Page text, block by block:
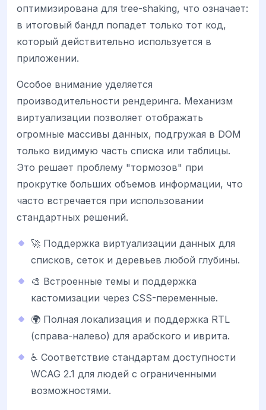
оптимизирована для tree-shaking, что означает:
в итоговый бандл попадет только тот код,
который действительно используется в
приложении.
Особое внимание уделяется
производительности рендеринга. Механизм
виртуализации позволяет отображать
огромные массивы данных, подгружая в DOM
только видимую часть списка или таблицы.
Это решает проблему "тормозов" при
прокрутке больших объемов информации, что
часто встречается при использовании
стандартных решений.
🚀 Поддержка виртуализации данных для
списков, сеток и деревьев любой глубины.
🎨 Встроенные темы и поддержка
кастомизации через CSS-переменные.
🌍 Полная локализация и поддержка RTL
(справа-налево) для арабского и иврита.
♿ Соответствие стандартам доступности
WCAG 2.1 для людей с ограниченными
возможностями.